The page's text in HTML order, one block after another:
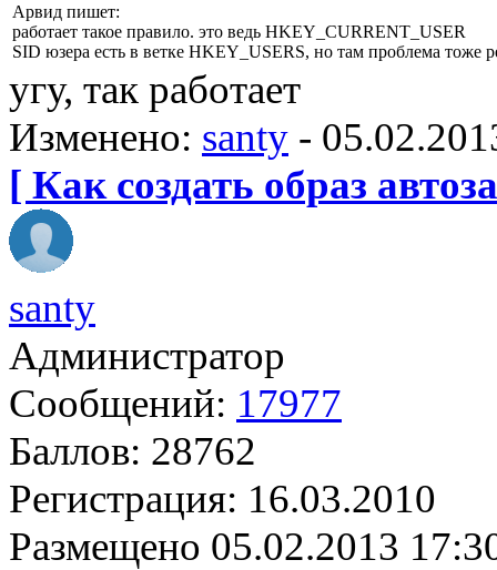
Арвид пишет:
работает такое правило. это ведь HKEY_CURRENT_USER
SID юзера есть в ветке HKEY_USERS, но там проблема
угу, так работает
Изменено: santy -
[ Как создать образ
santy
Администратор
Сообщений: 17977
Баллов: 28762
Регистрация: 16.03.2010
Размещено 05.02.2013